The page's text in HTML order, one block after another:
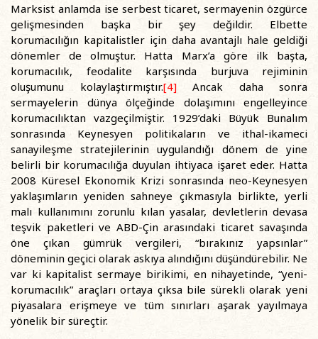
Marksist anlamda ise serbest ticaret, sermayenin özgürce
gelişmesinden başka bir şey değildir. Elbette
korumacılığın kapitalistler için daha avantajlı hale geldiği
dönemler de olmuştur. Hatta Marx’a göre ilk başta,
korumacılık, feodalite karşısında burjuva rejiminin
oluşumunu kolaylaştırmıştır.[4]Ancak daha sonra
sermayelerin dünya ölçeğinde dolaşımını engelleyince
korumacılıktan vazgeçilmiştir. 1929’daki Büyük Bunalım
sonrasında Keynesyen politikaların ve ithal-ikameci
sanayileşme stratejilerinin uygulandığı dönem de yine
belirli bir korumacılığa duyulan ihtiyaca işaret eder. Hatta
2008 Küresel Ekonomik Krizi sonrasında neo-Keynesyen
yaklaşımların yeniden sahneye çıkmasıyla birlikte, yerli
malı kullanımını zorunlu kılan yasalar, devletlerin devasa
teşvik paketleri ve ABD-Çin arasındaki ticaret savaşında
öne çıkan gümrük vergileri, “bırakınız yapsınlar”
döneminin geçici olarak askıya alındığını düşündürebilir. Ne
var ki kapitalist sermaye birikimi, en nihayetinde, “yeni-
korumacılık” araçları ortaya çıksa bile sürekli olarak yeni
piyasalara erişmeye ve tüm sınırları aşarak yayılmaya
yönelik bir süreçtir.